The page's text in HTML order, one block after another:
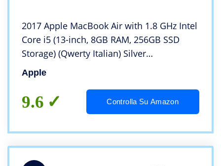
2017 Apple MacBook Air with 1.8 GHz Intel
Core i5 (13-inch, 8GB RAM, 256GB SSD
Storage) (Qwerty Italian) Silver
(Ricondizionato)
Apple
9.6 Controlla Su Amazon